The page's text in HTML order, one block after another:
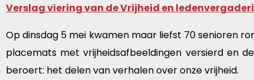
Verslag viering van de Vrijheid en
Op dinsdag 5 mei kwamen maar liefst 70 senioren
placemats met vrijheidsafbeeldingen versierd en
beroert: het delen van verhalen over onze vrijheid.